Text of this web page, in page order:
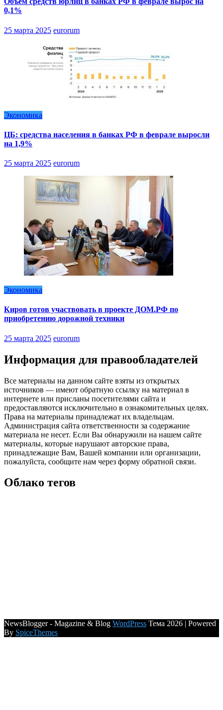
0,1%
25 марта 2025 eurorum
Экономика
ЦБ: средства населения в банках РФ в феврале выросли
на 1,9%
25 марта 2025 eurorum
Экономика
Киров готов участвовать в проекте ДОМ.РФ по
приобретению дорожной техники
25 марта 2025 eurorum
Информация для правообладателей
Все материалы на данном сайте взяты из открытых
источников — имеют обратную ссылку на материал в
интернете или присланы посетителями сайта и
предоставляются исключительно в ознакомительных целях.
Права на материалы принадлежат их владельцам.
Администрация сайта ответственности за содержание
материала не несет. Если Вы обнаружили на нашем сайте
материалы, которые нарушают авторские права,
принадлежащие Вам, Вашей компании или организации,
пожалуйста, сообщите нам через форму обратной связи.
Облако тегов
NewsBlogger - Magazine & Blog WordPress Тема 2026 | Powered
By SpiceThemes